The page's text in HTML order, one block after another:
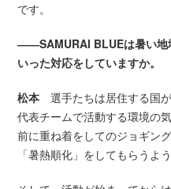
です。
――SAMURAI BLUEは暑い地
いった対応をしていますか。
松本 選手たちは居住する国
代表チームで活動する環境の
前に重ね着をしてのジョギン
「暑熱順化」をしてもらうよ